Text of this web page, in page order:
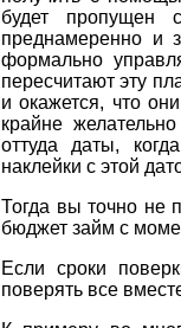
будет пропущен
преднамеренно и
формально
пересчитают эту
и окажется, что
крайне
оттуда даты,
наклейки с этой
Тогда вы точно не
бюджет займ с
Если сроки
поверять все